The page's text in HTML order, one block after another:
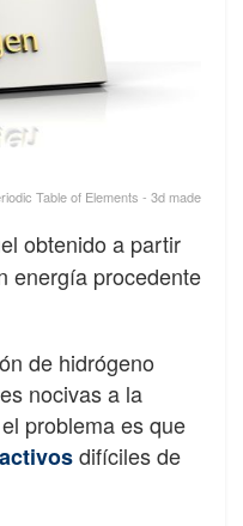
Table of Elements - 3d made
obtenido a partir
energía procedente
de hidrógeno
nocivas a la
problema es que
difíciles de